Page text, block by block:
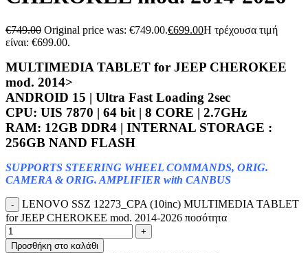
€749.00 Original price was: €749.00.€699.00Η τρέχουσα τιμή
είναι: €699.00.
MULTIMEDIA TABLET for JEEP CHEROKEE
mod. 2014>
ANDROID 15 | Ultra Fast Loading 2sec
CPU: UIS 7870 | 64 bit | 8 CORE | 2.7GHz
RAM: 12GB DDR4 | INTERNAL STORAGE :
256GB NAND FLASH
SUPPORTS STEERING WHEEL COMMANDS, ORIG.
CAMERA & ORIG. AMPLIFIER with CANBUS
LENOVO SSZ 12273_CPA (10inc) MULTIMEDIA TABLET
for JEEP CHEROKEE mod. 2014-2026 ποσότητα
Προσθήκη στο καλάθι